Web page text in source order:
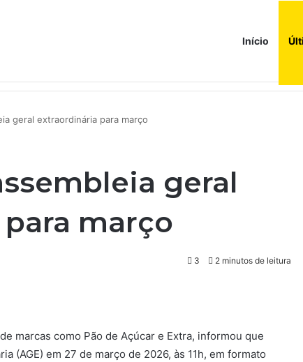
Início
histórica’ e precisa cortar custos, diz presidente do
geral extraordinária para março
geral
março
3 2 minutos de leitura
marcas como Pão de Açúcar e Extra, informou que
(AGE) em 27 de março de 2026, às 11h, em formato